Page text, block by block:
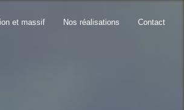
et massif Nos réalisations Contact